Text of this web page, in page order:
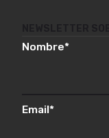
Nombre*
Email*